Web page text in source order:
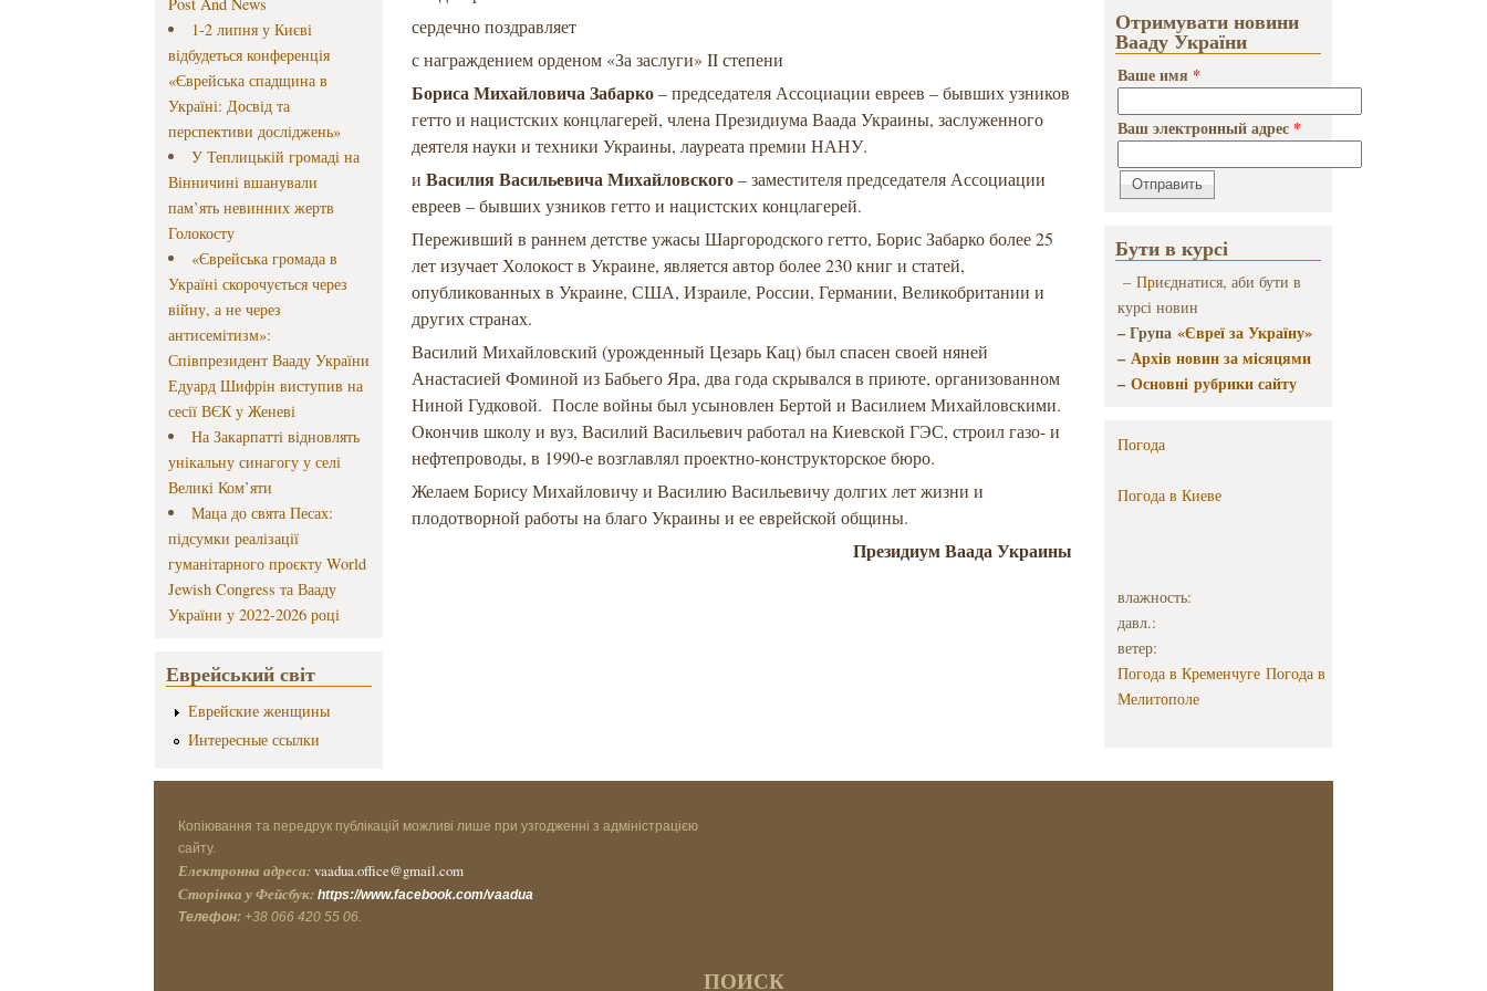
1-2 липня у Києві
відбудеться конференція
«Єврейська спадщина в
Україні: Досвід та
перспективи досліджень»
У Теплицькій громаді на
Вінничині вшанували
пам’ять невинних жертв
Голокосту
«Єврейська громада в
Україні скорочується через
війну, а не через
антисемітизм»:
Співпрезидент Вааду України
Едуард Шифрін виступив на
сесії ВЄК у Женеві
На Закарпатті відновлять
унікальну синагогу у селі
Великі Ком’яти
Маца до свята Песах:
підсумки реалізації
гуманітарного проєкту World
Jewish Congress та Вааду
України у 2022-2026 році
Еврейський світ
Еврейские женщины
Интересные ссылки
сердечно поздравляет
с награждением орденом «За заслуги» II степени
Бориса Михайловича Забарко– председателя Ассоциации евреев – бывших узников
гетто и нацистских концлагерей, члена Президиума Ваада Украины, заслуженного
деятеля науки и техники Украины, лауреата премии НАНУ.
иВасилия Васильевича Михайловского– заместителя председателя Ассоциации
евреев – бывших узников гетто и нацистских концлагерей.
Переживший в раннем детстве ужасы Шаргородского гетто, Борис Забарко более 25
лет изучает Холокост в Украине, является автор более 230 книг и статей,
опубликованных в Украине, США, Израиле, России, Германии, Великобритании и
других странах.
Василий Михайловский (урожденный Цезарь Кац) был спасен своей няней
Анастасией Фоминой из Бабьего Яра, два года скрывался в приюте, организованном
Ниной Гудковой. После войны был усыновлен Бертой и Василием Михайловскими.
Окончив школу и вуз, Василий Васильевич работал на Киевской ГЭС, строил газо- и
нефтепроводы, в 1990-е возглавлял проектно-конструкторское бюро.
Желаем Борису Михайловичу и Василию Васильевичу долгих лет жизни и
плодотворной работы на благо Украины и ее еврейской общины.
Президиум Ваада Украины
Отримувати новини
Вааду України
Ваше имя *
Ваш электронный адрес *
Бути в курсі
– Приєднатися, аби бути в
курсі новин
– Група «Євреї за Україну»
–Архів новин за місяцями
–Основні рубрики сайту
Погода
Погода в Киеве
влажность:
давл.:
ветер:
Погода в Кременчуге Погода в
Мелитополе
Копіювання та передрук публікацій можливі лише при узгодженні з адміністрацією
сайту.
Електронна адреса: vaadua.office@gmail.com
Сторінка у Фейсбук: https://www.facebook.com/vaadua
Телефон: +38 066 420 55 06.
ПОИСК